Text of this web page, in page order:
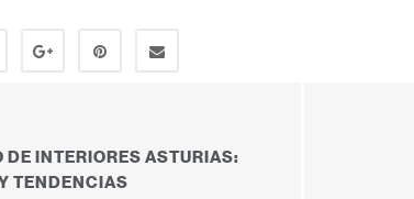
DE INTERIORES ASTURIAS:
TENDENCIAS